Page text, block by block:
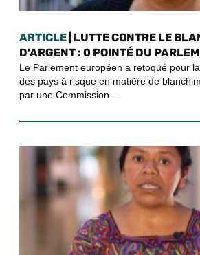
ARTICLE | LUTTE CONTRE LE
D’ARGENT : 0 POINTÉ DU
Le Parlement européen a retoqué pour
des pays à risque en matière de
par une Commission...